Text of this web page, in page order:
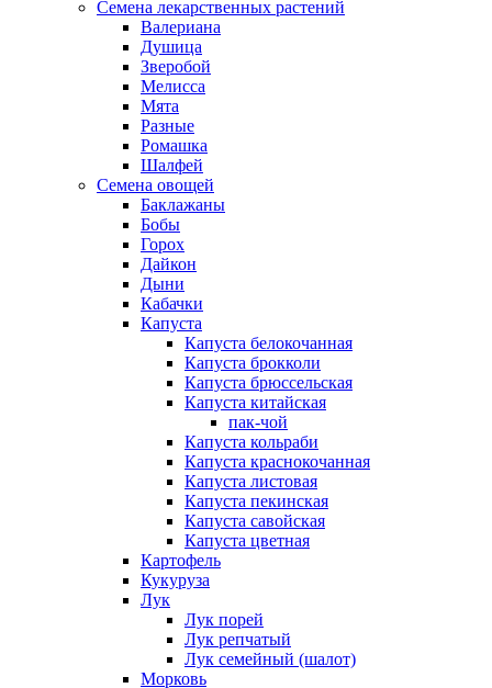
Семена лекарственных растений
Валериана
Душица
Зверобой
Мелисса
Мята
Разные
Ромашка
Шалфей
Семена овощей
Баклажаны
Бобы
Горох
Дайкон
Дыни
Кабачки
Капуста
Капуста белокочанная
Капуста брокколи
Капуста брюссельская
Капуста китайская
пак-чой
Капуста кольраби
Капуста краснокочанная
Капуста листовая
Капуста пекинская
Капуста савойская
Капуста цветная
Картофель
Кукуруза
Лук
Лук порей
Лук репчатый
Лук семейный (шалот)
Морковь